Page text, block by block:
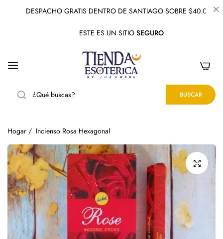
DESPACHO GRATIS DENTRO DE SANTIAGO SOBRE $40.000
ESTE ES UN SITIO SEGURO
BUSCAR
Hogar / Incienso Rosa Hexagonal